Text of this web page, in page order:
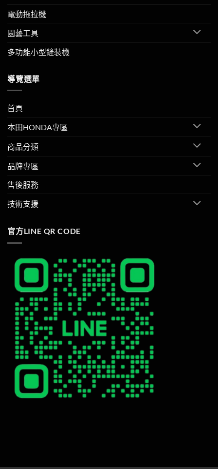
電動拖拉機
園藝工具
多功能小型鏟裝機
導覽選單
首頁
本田HONDA專區
商品分類
品牌專區
售後服務
技術支援
官方LINE QR CODE